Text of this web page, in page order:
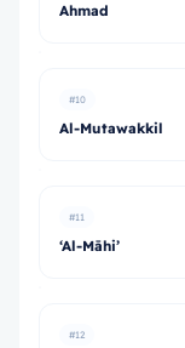
Ahmad
#10
Al-Mutawakkil
#11
‘Al-Māhi’
#12